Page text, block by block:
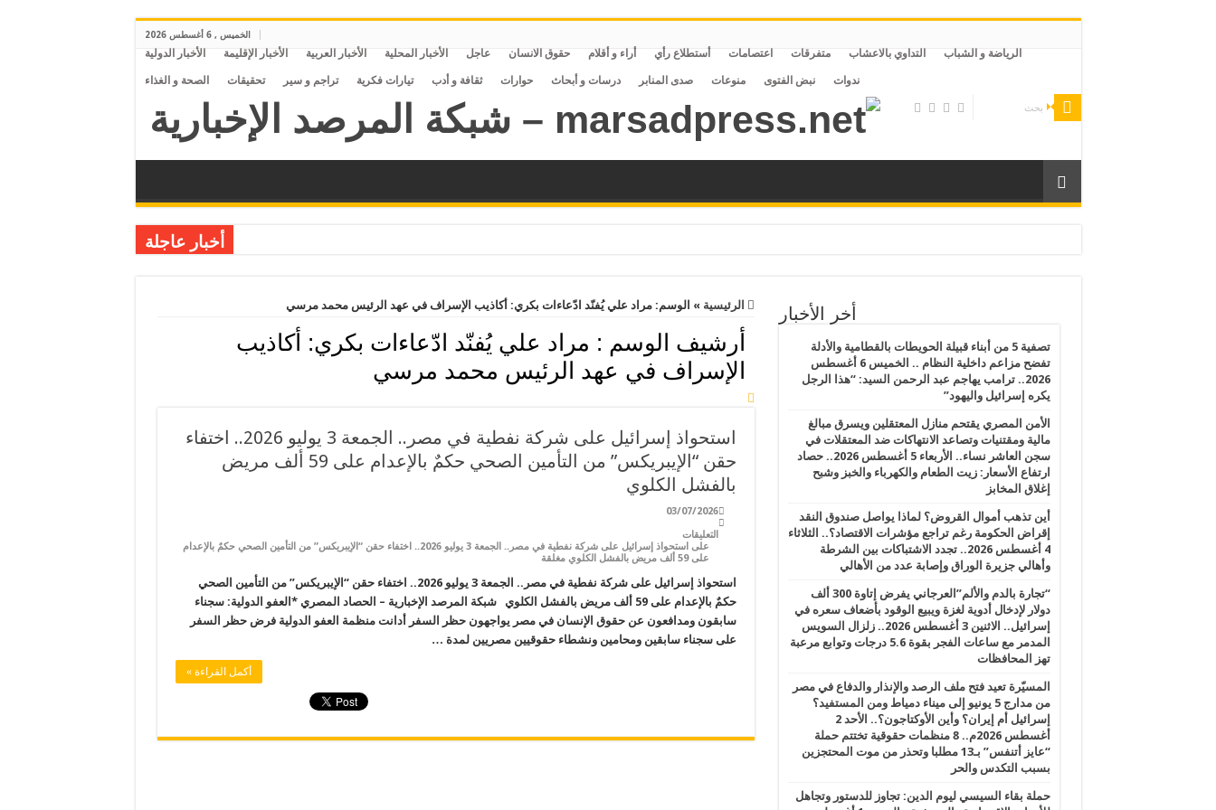
الخميس , 6 أغسطس 2026
الأخبار الدولية الأخبار الإقليمة الأخبار العربية الأخبار المحلية عاجل حقوق الانسان أراء و أقلام أستطلاع رأي اعتصامات متفرقات التداوي بالاعشاب الرياضة و الشباب
الصحة و الغذاء تحقيقات تراجم و سير تيارات فكرية ثقافة و أدب حوارات درسات و أبحاث صدى المنابر منوعات نبض الفتوى ندوات
أخبار عاجلة
المائي”: خطاب بدر عبدالعاطي عن القانون الدولي يصطدم بواقع الملء الأحادي وسد النهضة يراكم المخاطر
الرئيسية » الوسم:مراد علي يُفنّد ادّعاءات بكري: أكاذيب الإسراف في عهد الرئيس محمد مرسي
أرشيف الوسم : مراد علي يُفنّد ادّعاءات بكري: أكاذيب
الإسراف في عهد الرئيس محمد مرسي
استحواذ إسرائيل على شركة نفطية في مصر.. الجمعة 3 يوليو 2026.. اختفاء
حقن “الإيبريكس” من التأمين الصحي حكمٌ بالإعدام على 59 ألف مريض
بالفشل الكلوي
03/07/2026
التعليقات
على استحواذ إسرائيل على شركة نفطية في مصر.. الجمعة 3 يوليو 2026.. اختفاء حقن “الإيبريكس” من التأمين الصحي حكمٌ بالإعدام
على 59 ألف مريض بالفشل الكلوي مغلقة
استحواذ إسرائيل على شركة نفطية في مصر.. الجمعة 3 يوليو 2026.. اختفاء حقن “الإيبريكس” من التأمين الصحي
حكمٌ بالإعدام على 59 ألف مريض بالفشل الكلوي شبكة المرصد الإخبارية – الحصاد المصري *العفو الدولية: سجناء
سابقون ومدافعون عن حقوق الإنسان في مصر يواجهون حظر السفر أدانت منظمة العفو الدولية فرض حظر السفر
على سجناء سابقين ومحامين ونشطاء حقوقيين مصريين لمدة …
أكمل القراءة »
أخر الأخبار
تصفية 5 من أبناء قبيلة الحويطات بالقطامية والأدلة
تفضح مزاعم داخلية النظام .. الخميس 6 أغسطس
2026.. ترامب يهاجم عبد الرحمن السيد: “هذا الرجل
يكره إسرائيل واليهود”
الأمن المصري يقتحم منازل المعتقلين ويسرق مبالغ
مالية ومقتنيات وتصاعد الانتهاكات ضد المعتقلات في
سجن العاشر نساء.. الأربعاء 5 أغسطس 2026.. حصاد
ارتفاع الأسعار: زيت الطعام والكهرباء والخبز وشبح
إغلاق المخابز
أين تذهب أموال القروض؟ لماذا يواصل صندوق النقد
إقراض الحكومة رغم تراجع مؤشرات الاقتصاد؟.. الثلاثاء
4 أغسطس 2026.. تجدد الاشتباكات بين الشرطة
وأهالي جزيرة الوراق وإصابة عدد من الأهالي
“تجارة بالدم والألم”العرجاني يفرض إتاوة 300 ألف
دولار لإدخال أدوية لغزة ويبيع الوقود بأضعاف سعره في
إسرائيل.. الاثنين 3 أغسطس 2026.. زلزال السويس
المدمر مع ساعات الفجر بقوة 5.6 درجات وتوابع مرعبة
تهز المحافظات
المسيّرة تعيد فتح ملف الرصد والإنذار والدفاع في مصر
من مدارج 5 يونيو إلى ميناء دمياط ومن المستفيد؟
إسرائيل أم إيران؟ وأين الأوكتاجون؟.. الأحد 2
أغسطس 2026م.. 8 منظمات حقوقية تختتم حملة
“عايز أتنفس” بـ13 مطلبا وتحذر من موت المحتجزين
بسبب التكدس والحر
حملة بقاء السيسي ليوم الدين: تجاوز للدستور وتجاهل